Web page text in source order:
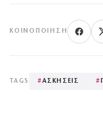
ΚΟΙΝΟΠΟΊΗΣΗ
TAGS #ΑΣΚΗΣΕΙΣ #